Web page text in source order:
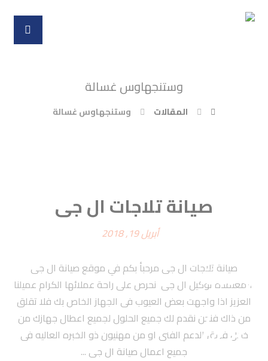
وستنجهاوس غسالة
المقالات وستنجهاوس غسالة
صيانة تلاجات ال جى
أبريل 19, 2018
صيانة تلاجات ال جى مرحبأ بكم في موقع صيانة ال جى
المعتمدة توكيل ال جى نحرص على راحة عملائها الكرام عميلنا
العزيز اذا واجهت بعض العيوب فى الجهاز الخاص بك فلا تقلق
من ذاك فنحن نقدم لك جميع الحلول لجميع اعطال جهازك من
خلال فريق الدعم الفنى او من مهنيون ذو الخبره العاليه فى
جميع اعمال صيانة ال جى ...